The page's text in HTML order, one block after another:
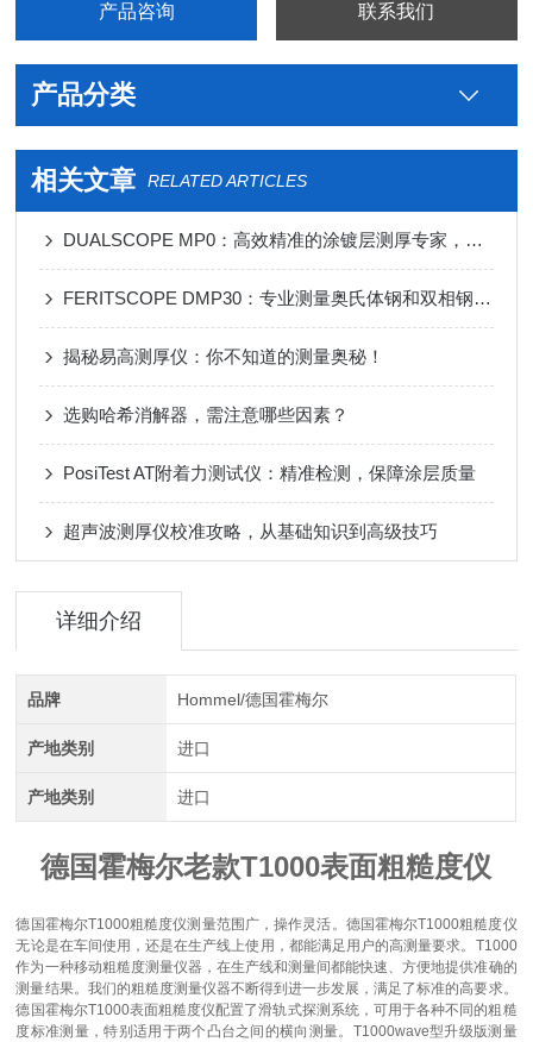
产品咨询 联系我们
产品分类
相关文章 RELATED ARTICLES
DUALSCOPE MP0：高效精准的涂镀层测厚专家，为工业品质保驾护航！
FERITSCOPE DMP30：专业测量奥氏体钢和双相钢中铁素体含量的仪器
揭秘易高测厚仪：你不知道的测量奥秘！
选购哈希消解器，需注意哪些因素？
PosiTest AT附着力测试仪：精准检测，保障涂层质量
超声波测厚仪校准攻略，从基础知识到高级技巧
详细介绍
品牌 Hommel/德国霍梅尔
产地类别 进口
产地类别 进口
德国霍梅尔老款T1000表面粗糙度仪
德国霍梅尔T1000粗糙度仪测量范围广，操作灵活。德国霍梅尔T1000粗糙度仪
无论是在车间使用，还是在生产线上使用，都能满足用户的高测量要求。T1000
作为一种移动粗糙度测量仪器，在生产线和测量间都能快速、方便地提供准确的
测量结果。我们的粗糙度测量仪器不断得到进一步发展，满足了标准的高要求。
德国霍梅尔T1000表面粗糙度仪配置了滑轨式探测系统，可用于各种不同的粗糙
度标准测量，特别适用于两个凸台之间的横向测量。T1000wave型升级版测量